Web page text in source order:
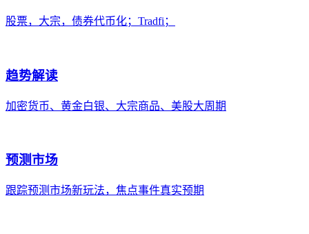
股票，大宗，债券代币化；Tradfi；
趋势解读
加密货币、黄金白银、大宗商品、美股大周期
预测市场
跟踪预测市场新玩法，焦点事件真实预期